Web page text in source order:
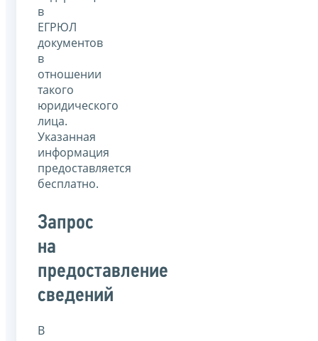
в
ЕГРЮЛ
документов
в
отношении
такого
юридического
лица.
Указанная
информация
предоставляется
бесплатно.
Запрос
на
предоставление
сведений
В